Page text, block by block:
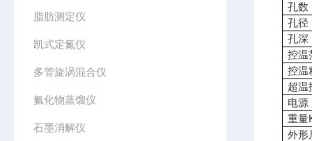
脂肪测定仪
凯式定氮仪
多管旋涡混合仪
氟化物蒸馏仪
石墨消解仪
孔数
孔径
孔深
控温
控温
超温
电源
重量
外形